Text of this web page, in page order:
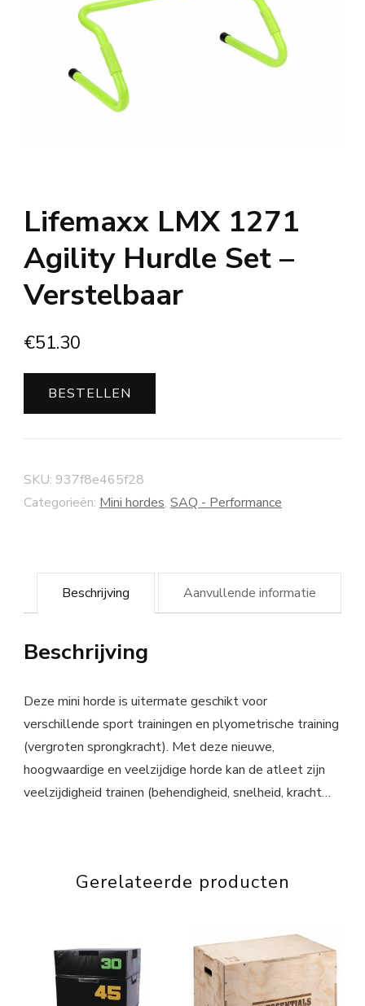
Lifemaxx LMX 1271
Agility Hurdle Set –
Verstelbaar
€51.30
BESTELLEN
SKU: 937f8e465f28
Categorieën: Mini hordes, SAQ - Performance
Beschrijving Aanvullende informatie
Beschrijving
Deze mini horde is uitermate geschikt voor
verschillende sport trainingen en plyometrische training
(vergroten sprongkracht). Met deze nieuwe,
hoogwaardige en veelzijdige horde kan de atleet zijn
veelzijdigheid trainen (behendigheid, snelheid, kracht…
Gerelateerde producten